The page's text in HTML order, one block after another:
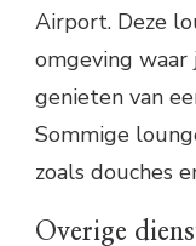
Airport. Deze
omgeving waar
genieten van
Sommige
zoals douches
Overige